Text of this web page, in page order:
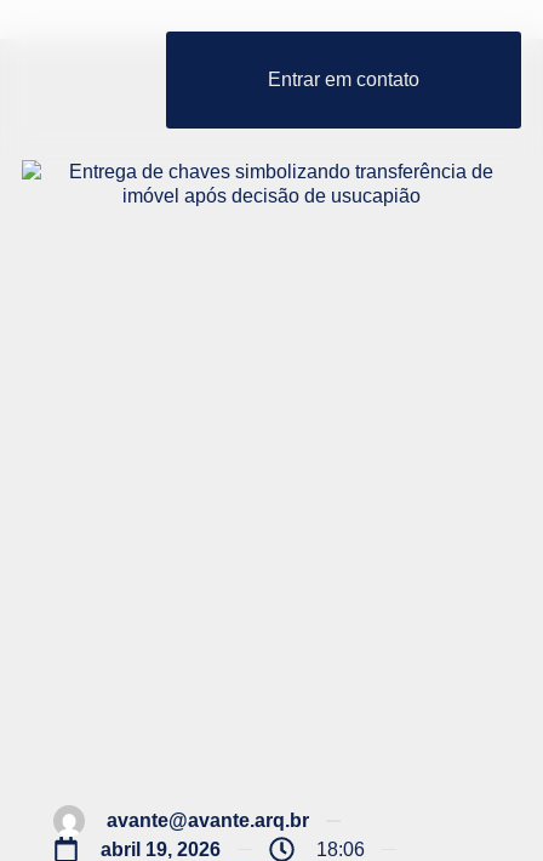
Entrar em contato
avante@avante.arq.br
abril 19, 2026
18:06